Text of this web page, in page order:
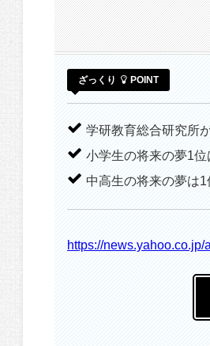
ざっくり POINT
学研教育総合研究所
小学生の将来の夢1
中高生の将来の夢は
https://